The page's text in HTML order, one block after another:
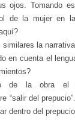
ojos. Tomando
de la mujer en
la
en cuenta el
de la obra el
“salir del
dentro del